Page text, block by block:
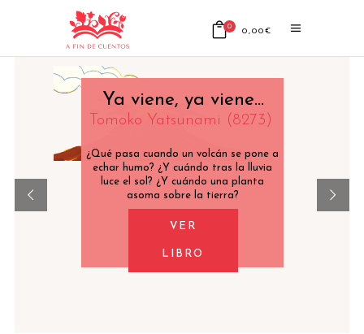
0 0,00€
No products in the cart.
Ya viene, ya viene...
VER
LIBRO
Tomoko Yatsunami (8273)
¿Qué pasa cuando un volcán se pone a
echar humo? ¿Y cuándo tras la lluvia
luce el sol? ¿Y cuándo una planta
asoma sobre la tierra?